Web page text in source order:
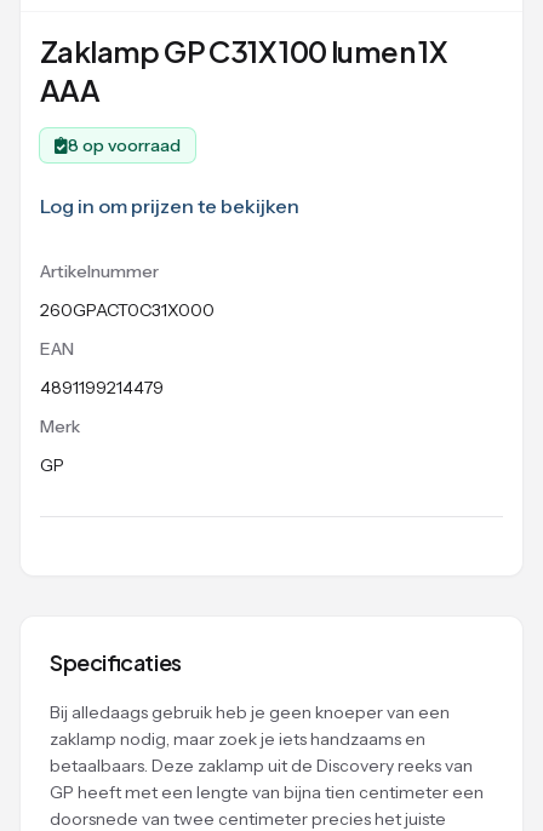
Zaklamp GP C31X 100 lumen 1X
AAA
8 op voorraad
Log in om prijzen te bekijken
Artikelnummer
260GPACT0C31X000
EAN
4891199214479
Merk
GP
Specificaties
Bij alledaags gebruik heb je geen knoeper van een
zaklamp nodig, maar zoek je iets handzaams en
betaalbaars. Deze zaklamp uit de Discovery reeks van
GP heeft met een lengte van bijna tien centimeter een
doorsnede van twee centimeter precies het juiste